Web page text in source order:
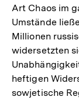
Art Chaos im
Umstände
Millionen
widersetzten
heftigen
sowjetische